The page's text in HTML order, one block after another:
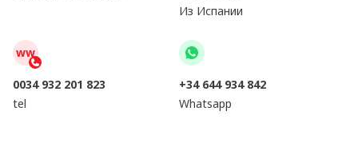
Из Испании
ww
0034 932 201 823
tel
+34 644 934 842
Whatsapp